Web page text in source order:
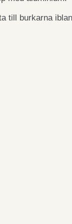
till burkarna